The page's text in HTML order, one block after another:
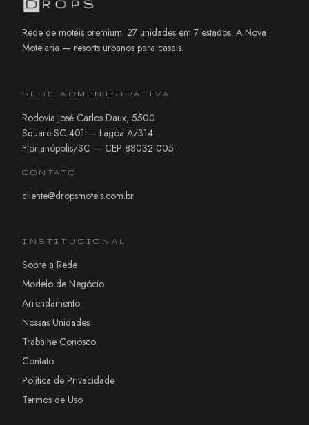
Rede de motéis premium. 27 unidades em 7 estados. A Nova
Motelaria — resorts urbanos para casais.
SEDE ADMINISTRATIVA
Rodovia José Carlos Daux, 5500
Square SC-401 — Lagoa A/314
Florianópolis/SC — CEP 88032-005
CONTATO
cliente@dropsmoteis.com.br
INSTITUCIONAL
Sobre a Rede
Modelo de Negócio
Arrendamento
Nossas Unidades
Trabalhe Conosco
Contato
Política de Privacidade
Termos de Uso